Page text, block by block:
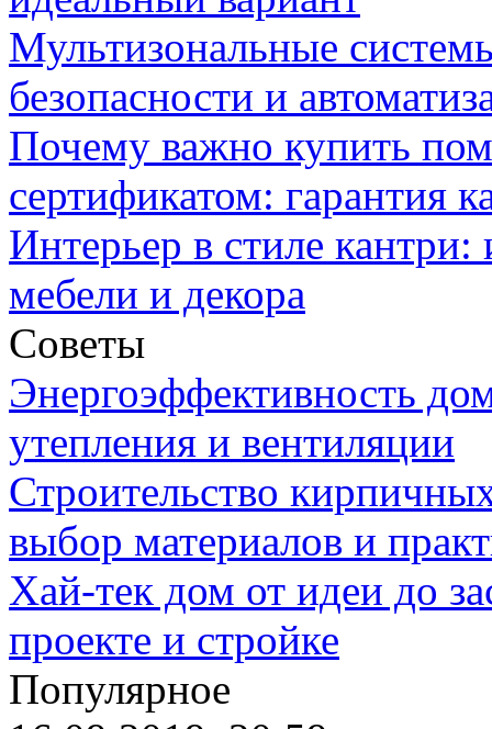
Мультизональные
безопасности и
Почему важно купить
сертификатом: гарантия
Интерьер в стиле
мебели и декора
Советы
Энергоэффективность
утепления и вентиляции
Строительство
выбор материалов и
Хай-тек дом от идеи до
проекте и стройке
Популярное